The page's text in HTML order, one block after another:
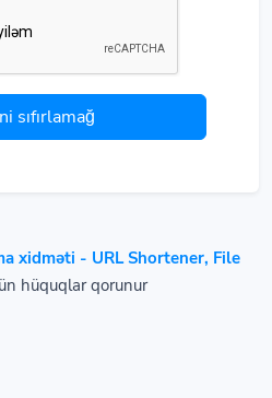
sıfırlamağ
xidməti - URL Shortener, File
hüquqlar qorunur